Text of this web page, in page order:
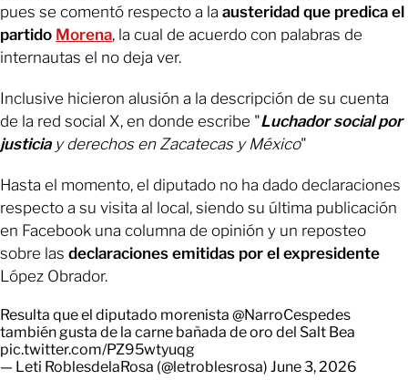
pues se comentó respecto a la austeridad que predica el
partido Morena, la cual de acuerdo con palabras de
internautas el no deja ver.
Inclusive hicieron alusión a la descripción de su cuenta
de la red social X, en donde escribe "Luchador social por
justiciay derechos en Zacatecas y México"
Hasta el momento, el diputado no ha dado declaraciones
respecto a su visita al local, siendo su última publicación
en Facebook una columna de opinión y un reposteo
sobre las declaraciones emitidas por el expresidente
López Obrador.
Resulta que el diputado morenista @NarroCespedes
también gusta de la carne bañada de oro del Salt Bea
pic.twitter.com/PZ95wtyuqg
— Leti RoblesdelaRosa (@letroblesrosa) June 3, 2026